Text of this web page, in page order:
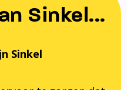
Sinkel...
Sinkel